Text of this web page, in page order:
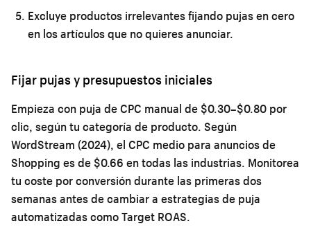
Excluye productos irrelevantes fijando pujas en cero
en los artículos que no quieres anunciar.
Fijar pujas y presupuestos iniciales
Empieza con puja de CPC manual de $0.30–$0.80 por
clic, según tu categoría de producto. Según
WordStream (2024), el CPC medio para anuncios de
Shopping es de $0.66 en todas las industrias. Monitorea
tu coste por conversión durante las primeras dos
semanas antes de cambiar a estrategias de puja
automatizadas como Target ROAS.